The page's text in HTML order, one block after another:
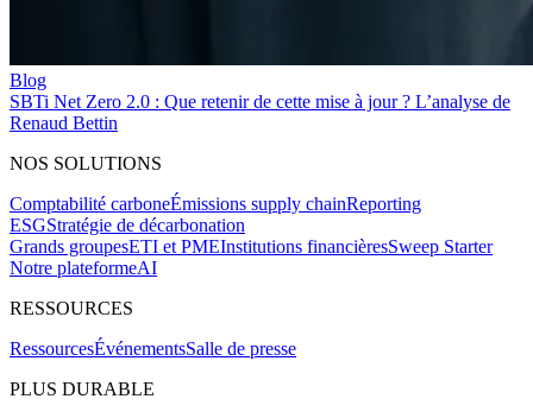
Blog
SBTi Net Zero 2.0 : Que retenir de cette mise à jour ? L’analyse de
Renaud Bettin
NOS SOLUTIONS
Comptabilité carboneÉmissions supply chainReporting
ESGStratégie de décarbonation
Grands groupesETI et PMEInstitutions financièresSweep Starter
Notre plateformeAI
RESSOURCES
RessourcesÉvénementsSalle de presse
PLUS DURABLE